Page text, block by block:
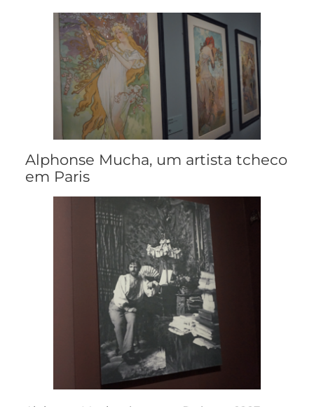
Alphonse Mucha, um artista tcheco
em Paris